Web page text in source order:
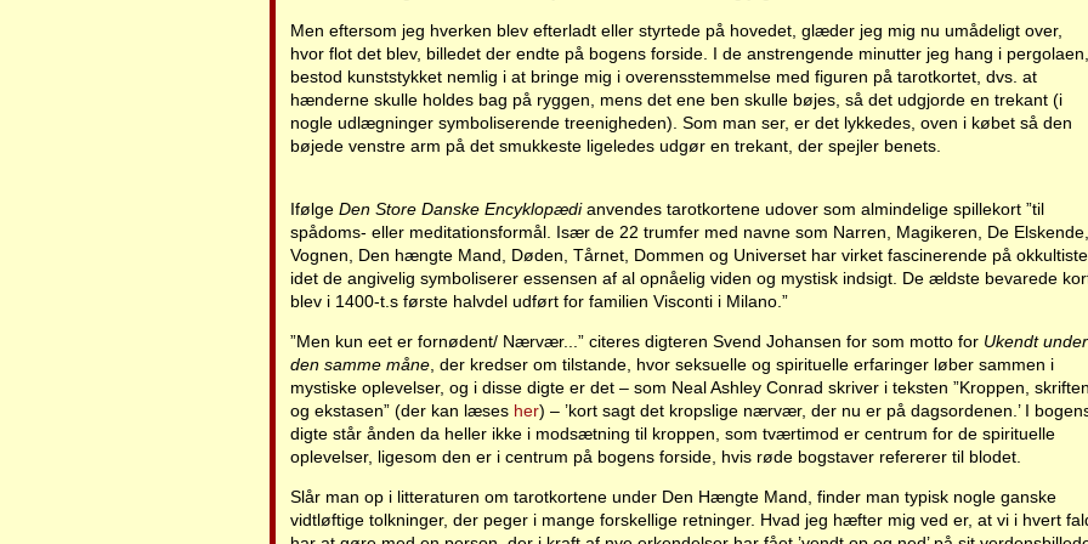
Men eftersom jeg hverken blev efterladt eller styrtede på hovedet, glæder jeg mig nu umådeligt over,
hvor flot det blev, billedet der endte på bogens forside. I de anstrengende minutter jeg hang i pergolaen,
bestod kunststykket nemlig i at bringe mig i overensstemmelse med figuren på tarotkortet, dvs. at
hænderne skulle holdes bag på ryggen, mens det ene ben skulle bøjes, så det udgjorde en trekant (i
nogle udlægninger symboliserende treenigheden). Som man ser, er det lykkedes, oven i købet så den
bøjede venstre arm på det smukkeste ligeledes udgør en trekant, der spejler benets.
Ifølge Den Store Danske Encyklopædianvendes tarotkortene udover som almindelige spillekort ”til
spådoms- eller meditationsformål. Især de 22 trumfer med navne som Narren, Magikeren, De Elskende,
Vognen, Den hængte Mand, Døden, Tårnet, Dommen og Universet har virket fascinerende på
idet de angivelig symboliserer essensen af al opnåelig viden og mystisk indsigt. De ældste bevarede
blev i 1400-t.s første halvdel udført for familien Visconti i Milano.”
”Men kun eet er fornødent/ Nærvær...” citeres digteren Svend Johansen for som motto for Ukendt under
den samme måne , der kredser om tilstande, hvor seksuelle og spirituelle erfaringer løber sammen i
mystiske oplevelser, og i disse digte er det – som Neal Ashley Conrad skriver i teksten ”Kroppen, skriften
og ekstasen” (der kan læses her) – ’kort sagt det kropslige nærvær, der nu er på dagsordenen.’ I
digte står ånden da heller ikke i modsætning til kroppen, som tværtimod er centrum for de spirituelle
oplevelser, ligesom den er i centrum på bogens forside, hvis røde bogstaver refererer til blodet.
Slår man op i litteraturen om tarotkortene under Den Hængte Mand, finder man typisk nogle ganske
vidtløftige tolkninger, der peger i mange forskellige retninger. Hvad jeg hæfter mig ved er, at vi i hvert